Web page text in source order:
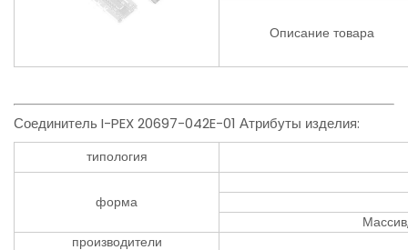
Описание товара
Соединитель I-PEX 20697-042E-01 Атрибуты изделия:
типология
форма
производители